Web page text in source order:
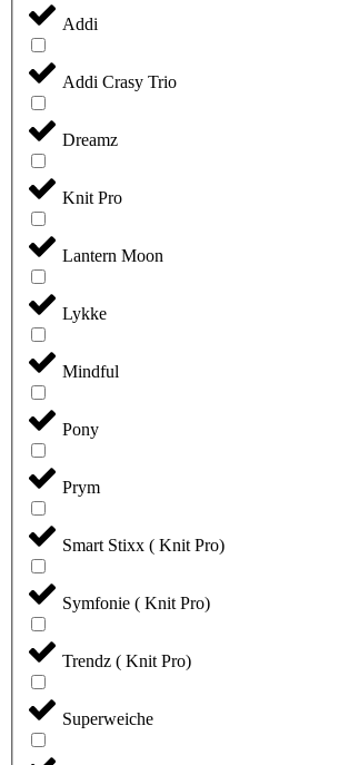
Addi
Addi Crasy Trio
Dreamz
Knit Pro
Lantern Moon
Lykke
Mindful
Pony
Prym
Smart Stixx ( Knit Pro)
Symfonie ( Knit Pro)
Trendz ( Knit Pro)
Superweiche